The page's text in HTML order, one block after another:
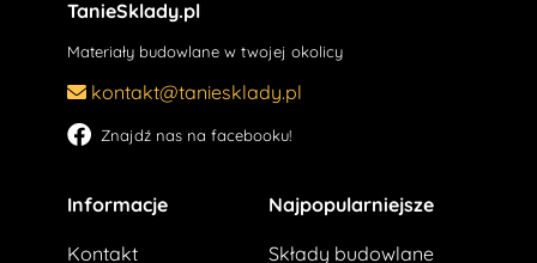
TanieSklady.pl
Materiały budowlane w twojej okolicy
kontakt@taniesklady.pl
Znajdź nas na facebooku!
Informacje
Kontakt
Najpopularniejsze
Składy budowlane